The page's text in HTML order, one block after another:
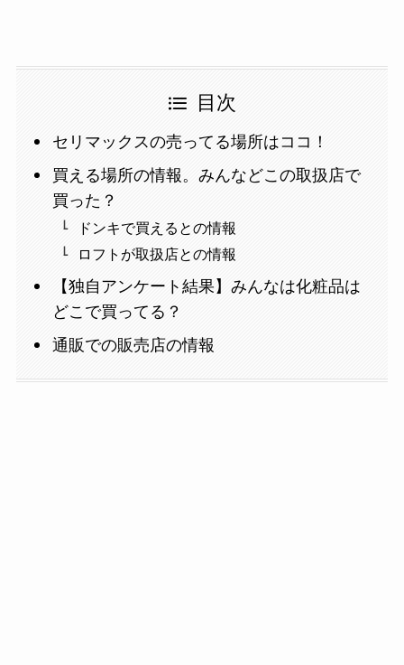
目次
セリマックスの売ってる場所はココ！
買える場所の情報。みんなどこの取扱店で
買った？
ドンキで買えるとの情報
ロフトが取扱店との情報
【独自アンケート結果】みんなは化粧品は
どこで買ってる？
通販での販売店の情報